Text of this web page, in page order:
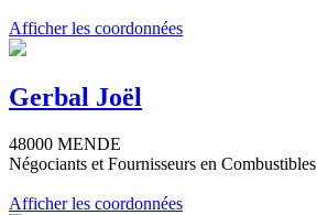
Afficher les coordonnées
Gerbal Joël
48000 MENDE
Négociants et Fournisseurs en Combustibles
Afficher les coordonnées